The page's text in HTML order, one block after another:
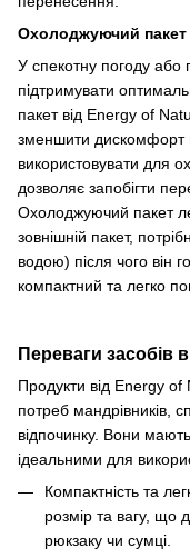
Охолоджуючий пакет
У спекотну погоду
підтримувати
пакет від Energy of
зменшити дискомфорт
використовувати для
дозволяє запобігти
Охолоджуючий пакет
зовнішній пакет,
водою) після чого він
компактний та легко
Переваги засобів
Продукти від Energy of
потреб мандрівників,
відпочинку. Вони
ідеальними для
Компактність та
розмір та вагу, що
рюкзаку чи сумці.